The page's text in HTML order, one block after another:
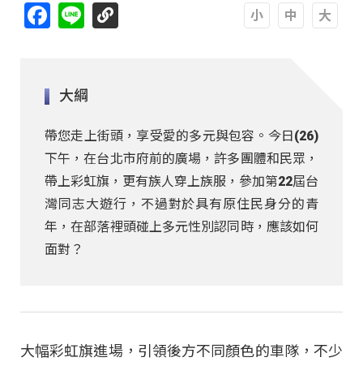
Facebook
Line
大綱
帶您走上街頭，享受愛的多元與包容。今日(26)
下午，在台北市府前的廣場，許多團體和民眾，
帶上彩虹旗，更有族人穿上族服，參加第22屆台
灣同志大遊行，不過對於具有原住民身分的青
年，在部落裡頭碰上多元性別認同時，應該如何
面對？
大幅彩虹旗進場，引領後方不同顏色的車隊，不少